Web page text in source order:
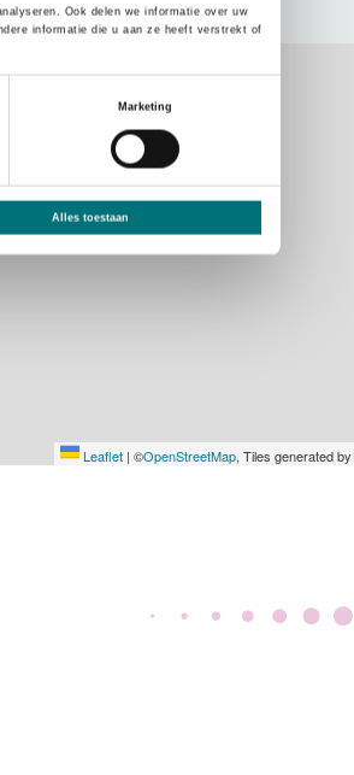
Ook delen we informatie over uw
informatie die u aan ze heeft verstrekt of
Marketing
Alles toestaan
Leaflet | ©OpenStreetMap, Tiles generated by